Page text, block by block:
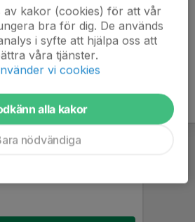
av kakor (cookies) för att vår
bra för dig. De används
i syfte att hjälpa oss att
våra tjänster.
vi cookies
alla kakor
nödvändiga